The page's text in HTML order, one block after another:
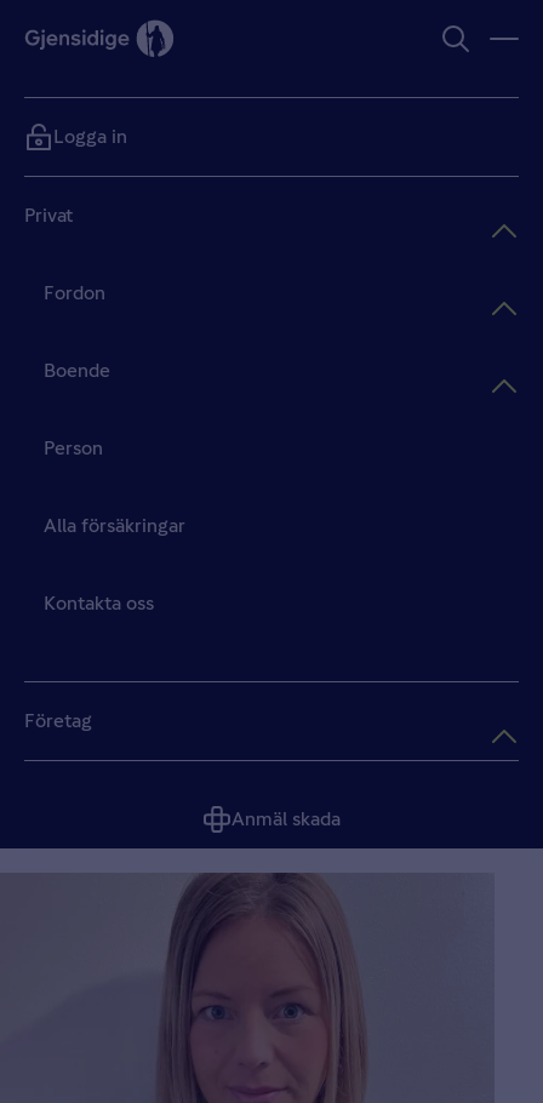
Privat
Fordon
Boende
Person
Alla försäkringar
Kontakta oss
Företag
Anmäl skada
Logga in